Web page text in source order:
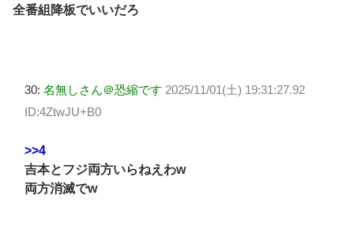
全番組降板でいいだろ
30: 名無しさん＠恐縮です 2025/11/01(土) 19:31:27.92
ID:4ZtwJU+B0
>>4
吉本とフジ両方いらねえわw
両方消滅でw